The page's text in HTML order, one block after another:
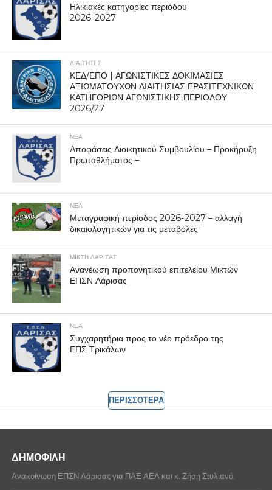
Ηλικιακές κατηγορίες περιόδου
2026-2027
ΔΙΑΙΤΗΤΕΣ
ΚΕΔ/ΕΠΟ | ΑΓΩΝΙΣΤΙΚΕΣ ΔΟΚΙΜΑΣΙΕΣ
ΑΞΙΩΜΑΤΟΥΧΩΝ ΔΙΑΙΤΗΣΙΑΣ ΕΡΑΣΙΤΕΧΝΙΚΩΝ
ΚΑΤΗΓΟΡΙΩΝ ΑΓΩΝΙΣΤΙΚΗΣ ΠΕΡΙΟΔΟΥ
2026/27
ΝΕΑ
Αποφάσεις Διοικητικού Συμβουλίου – Προκήρυξη
Πρωταθλήματος –
ΝΕΑ
Μεταγραφική περίοδος 2026-2027 – αλλαγή
δικαιολογητικών για τις μεταβολές-
ΜΙΚΤΗ ΛΑΡΙΣΑΣ
Ανανέωση προπονητικού επιτελείου Μικτών
ΕΠΣΝ Λάρισας
ΝΕΑ
Συγχαρητήρια προς το νέο πρόεδρο της
ΕΠΣ Τρικάλων
ΠΕΡΙΣΣΟΤΕΡΑ
ΔΗΜΟΦΙΛΗ
Ανακοίνωση ΕΠΣΝ Λάρισας για ΠΑΕ ΑΕΛ και κ. Ζήση Στυλιανό.